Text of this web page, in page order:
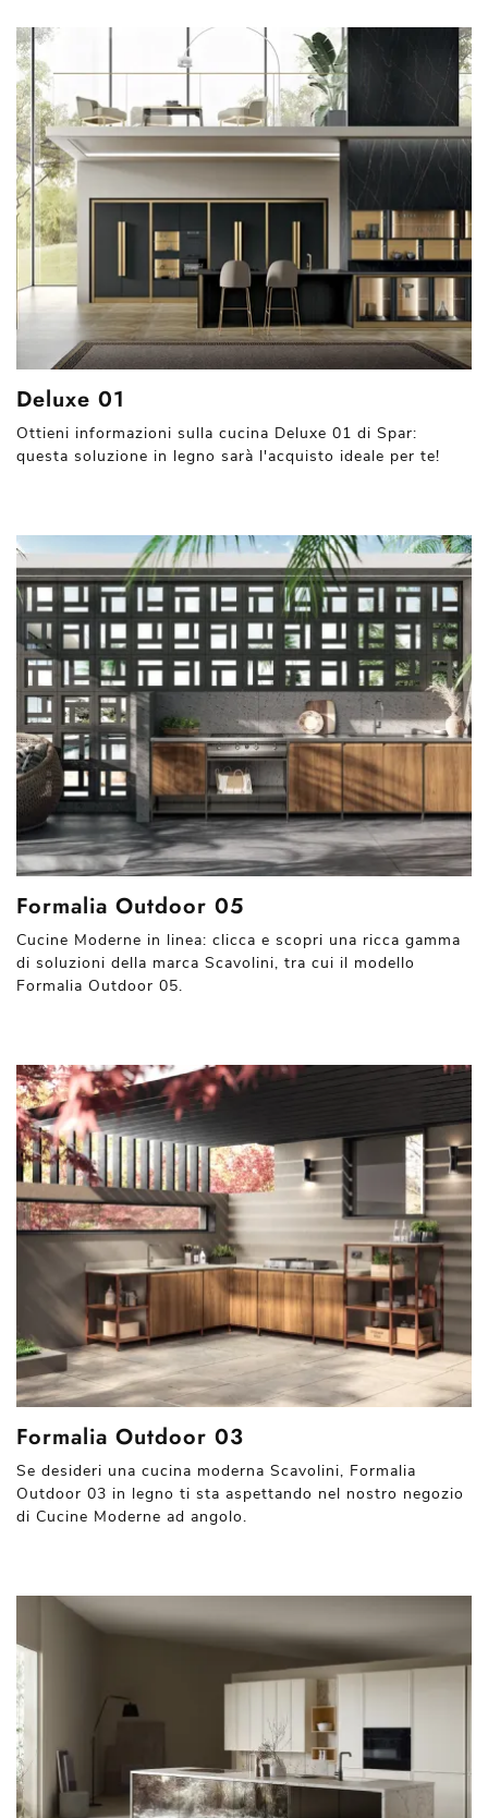
Deluxe 01
Ottieni informazioni sulla cucina Deluxe 01 di Spar:
questa soluzione in legno sarà l'acquisto ideale per te!
Formalia Outdoor 05
Cucine Moderne in linea: clicca e scopri una ricca gamma
di soluzioni della marca Scavolini, tra cui il modello
Formalia Outdoor 05.
Formalia Outdoor 03
Se desideri una cucina moderna Scavolini, Formalia
Outdoor 03 in legno ti sta aspettando nel nostro negozio
di Cucine Moderne ad angolo.